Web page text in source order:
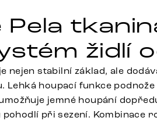
Pela
židlí
nejen stabilní základ, ale
houpací funkce
jemné houpání
při sezení. Kombinace